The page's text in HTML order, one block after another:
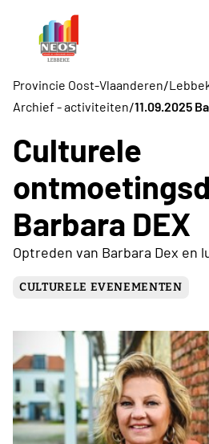
Provincie Oost-Vlaanderen/
Archief - activiteiten/11.09.2025
Culturele
Barbara DEX
Optreden van Barbara Dex en
CULTURELE EVENEMENTEN